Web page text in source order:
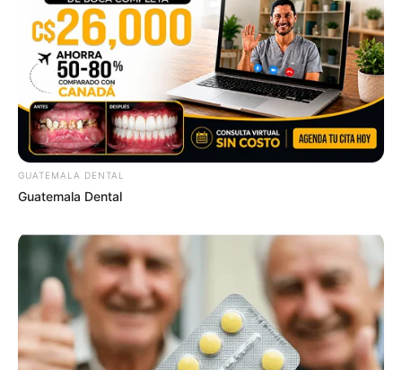
GUATEMALA DENTAL
Guatemala Dental